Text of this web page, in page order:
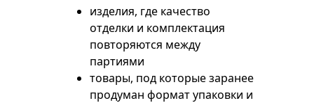
изделия, где качество
отделки и комплектация
повторяются между
партиями
товары, под которые заранее
продуман формат упаковки и